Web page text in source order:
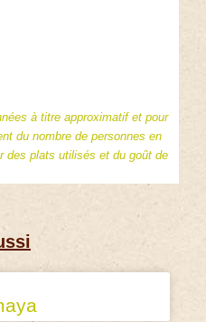
à titre approximatif et pour
du nombre de personnes en
des plats utilisés et du goût de